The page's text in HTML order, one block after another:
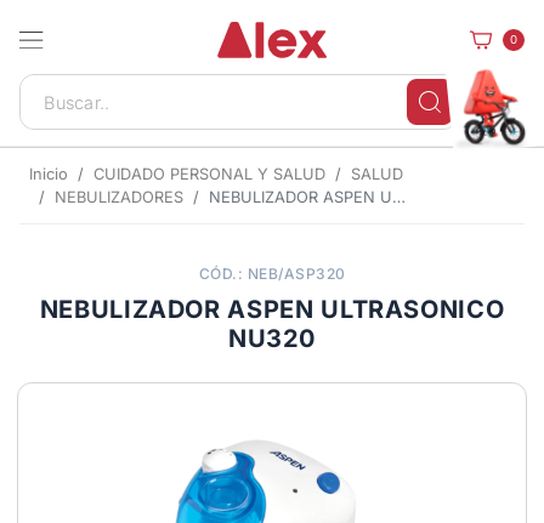
0
Inicio CUIDADO PERSONAL Y SALUD
SALUD
NEBULIZADORES
NEBULIZADOR ASPEN ULTRASONICO NU320
CÓD.: NEB/ASP320
NEBULIZADOR ASPEN ULTRASONICO
NU320